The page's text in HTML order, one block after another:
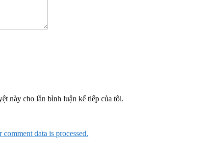
này cho lần bình luận kế tiếp của tôi.
data is processed.